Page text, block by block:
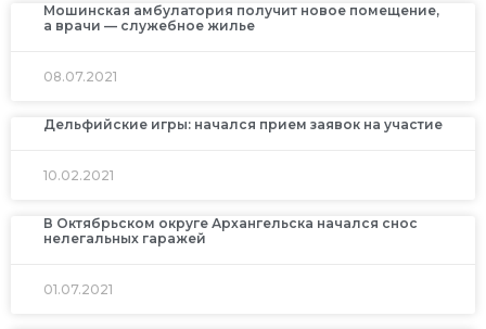
Мошинская амбулатория получит новое помещение,
а врачи — служебное жилье
08.07.2021
Дельфийские игры: начался прием заявок на участие
10.02.2021
В Октябрьском округе Архангельска начался снос
нелегальных гаражей
01.07.2021